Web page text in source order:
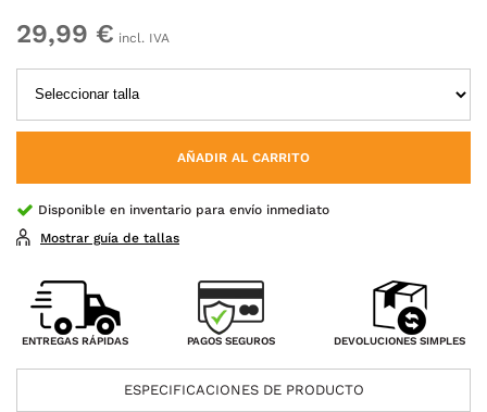
29,99 € incl. IVA
AÑADIR AL CARRITO
Disponible en inventario para envío inmediato
Mostrar guía de tallas
ENTREGAS RÁPIDAS PAGOS SEGUROS DEVOLUCIONES SIMPLES
ESPECIFICACIONES DE PRODUCTO